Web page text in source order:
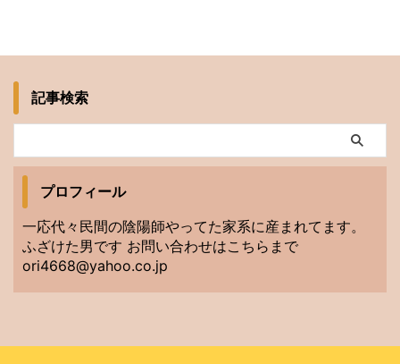
記事検索
プロフィール
一応代々民間の陰陽師やってた家系に産まれてます。
ふざけた男です お問い合わせはこちらまで
ori4668@yahoo.co.jp